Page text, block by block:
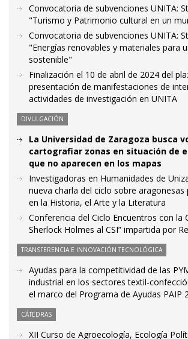
Convocatoria de subvenciones UNITA:
"Turismo y Patrimonio cultural en un
Convocatoria de subvenciones UNITA:
"Energías renovables y materiales para
sostenible"
Finalización el 10 de abril de 2024 del
presentación de manifestaciones de
actividades de investigación en UNITA
DIVULGACIÓN
La Universidad de Zaragoza busca
cartografiar zonas en situación de
que no aparecen en los mapas
Investigadoras en Humanidades de
nueva charla del ciclo sobre
en la Historia, el Arte y la Literatura
Conferencia del Ciclo Encuentros con la
Sherlock Holmes al CSI” impartida por
TRANSFERENCIA E INNOVACIÓN TECNOLÓGICA
Ayudas para la competitividad de las
industrial en los sectores textil-
el marco del Programa de Ayudas PAIP
CÁTEDRAS
XII Curso de Agroecología, Ecología